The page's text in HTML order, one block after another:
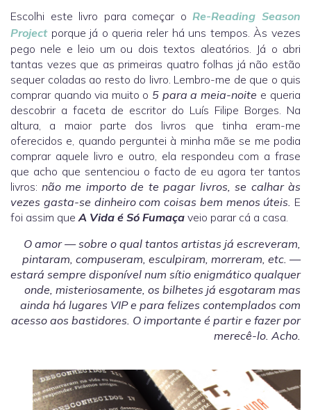
Escolhi este livro para começar o Re-Reading Season
Projectporque já o queria reler há uns tempos. Às vezes
pego nele e leio um ou dois textos aleatórios. Já o abri
tantas vezes que as primeiras quatro folhas já não estão
sequer coladas ao resto do livro. Lembro-me de que o quis
comprar quando via muito o 5 para a meia-noite e queria
descobrir a faceta de escritor do Luís Filipe Borges. Na
altura, a maior parte dos livros que tinha eram-me
oferecidos e, quando perguntei à minha mãe se me podia
comprar aquele livro e outro, ela respondeu com a frase
que acho que sentenciou o facto de eu agora ter tantos
livros: não me importo de te pagar livros, se calhar às
vezes gasta-se dinheiro com coisas bem menos úteis. E
foi assim que A Vida é Só Fumaça veio parar cá a casa.
O amor — sobre o qual tantos artistas já escreveram,
pintaram, compuseram, esculpiram, morreram, etc. —
estará sempre disponível num sítio enigmático qualquer
onde, misteriosamente, os bilhetes já esgotaram mas
ainda há lugares VIP e para felizes contemplados com
acesso aos bastidores. O importante é partir e fazer por
merecê-lo. Acho.